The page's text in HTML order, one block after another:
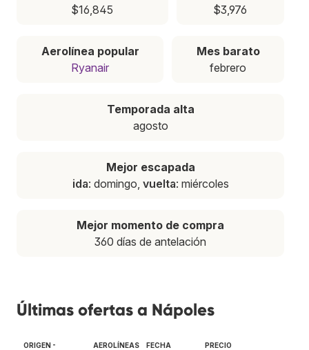
$16,845
$3,976
Aerolínea popular
Ryanair
Mes barato
febrero
Temporada alta
agosto
Mejor escapada
ida: domingo, vuelta: miércoles
Mejor momento de compra
360 días de antelación
Últimas ofertas a Nápoles
ORIGEN -
AEROLÍNEAS FECHA PRECIO